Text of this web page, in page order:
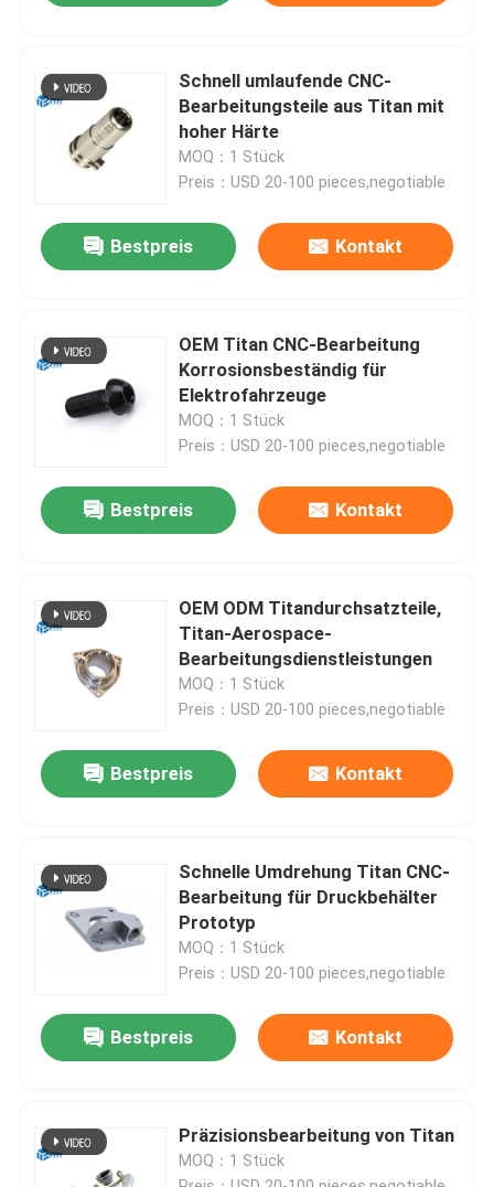
Dienstleistungen
VR-Show
Über uns
Qualitätskontrolle
Treten Sie mit uns in Verbindung
Nachrichten
Fordern Sie ein Zitat
Schnell umlaufende CNC-
Bearbeitungsteile aus Titan mit
hoher Härte
MOQ：1 Stück
Preis：USD 20-100 pieces,negotiable
Bestpreis Kontakt
OEM Titan CNC-Bearbeitung
Korrosionsbeständig für
Elektrofahrzeuge
MOQ：1 Stück
Preis：USD 20-100 pieces,negotiable
Bestpreis Kontakt
OEM ODM Titandurchsatzteile,
Titan-Aerospace-
Bearbeitungsdienstleistungen
MOQ：1 Stück
Preis：USD 20-100 pieces,negotiable
Bestpreis Kontakt
Schnelle Umdrehung Titan CNC-
Bearbeitung für Druckbehälter
Prototyp
MOQ：1 Stück
Preis：USD 20-100 pieces,negotiable
Bestpreis Kontakt
Präzisionsbearbeitung von Titan
MOQ：1 Stück